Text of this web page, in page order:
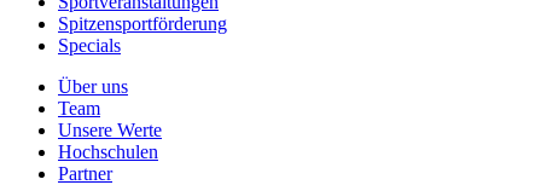
Spitzensportförderung
Specials
Über uns
Team
Unsere Werte
Hochschulen
Partner